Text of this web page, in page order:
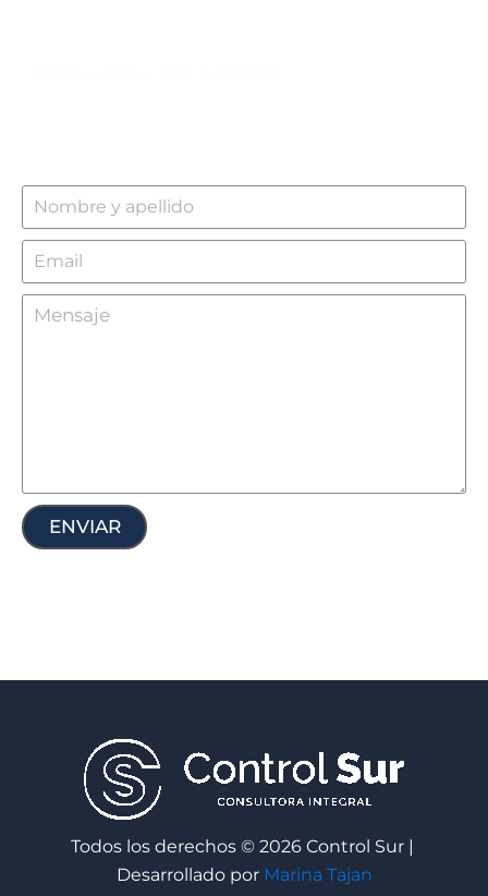
ENVIAR
Todos los derechos © 2026 Control Sur |
Desarrollado por Marina Tajan